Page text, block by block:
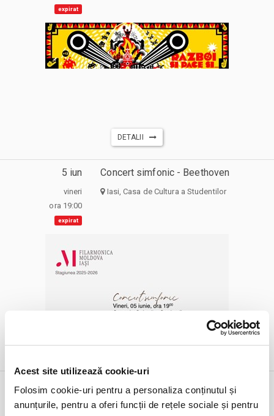
Acest site utilizează cookie-uri
Folosim cookie-uri pentru a personaliza conținutul și
anunțurile, pentru a oferi funcții de rețele sociale și pentru
expirat
DETALII
5 iun
vineri
ora 19:00
expirat
Concert simfonic - Beethoven
Iasi, Casa de Cultura a Studentilor
DETALII
5 iun
vineri
Nitel prea infidel
Bucuresti, Teatrul Roșu